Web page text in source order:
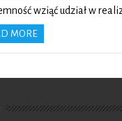
wziąć udział w
MORE